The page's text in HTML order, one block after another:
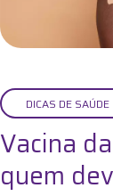
DICAS DE SAÚDE
Vacina
quem